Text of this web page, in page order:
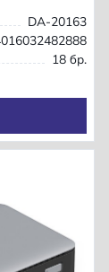
DA-20163
18 бр.